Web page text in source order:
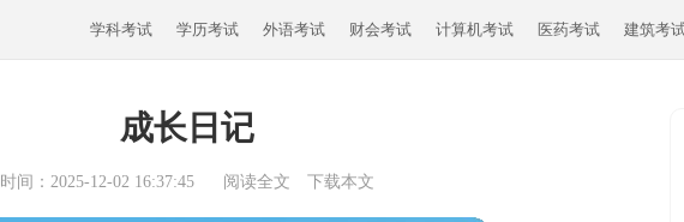
学科考试 学历考试 外语考试 财会考试 计算机考试 医药考试 建筑考
成长日记
时间：2025-12-02 16:37:45 阅读全文 下载本文